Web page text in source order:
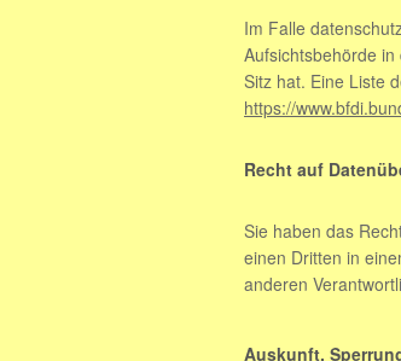
Im Falle
Aufsichtsbehörde
Sitz hat. Eine Liste
https://
Recht auf
Sie haben das
einen Dritten in
anderen
Auskunft,